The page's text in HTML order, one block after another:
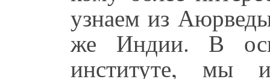
узнаем из
же Индии. В
институте, мы